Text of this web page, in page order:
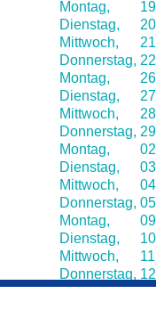
Montag,
Dienstag,
Mittwoch,
Donnerstag,
Montag,
Dienstag,
Mittwoch,
Donnerstag,
Montag,
Dienstag,
Mittwoch,
Donnerstag,
Montag,
Dienstag,
Mittwoch,
Donnerstag,
Montag,